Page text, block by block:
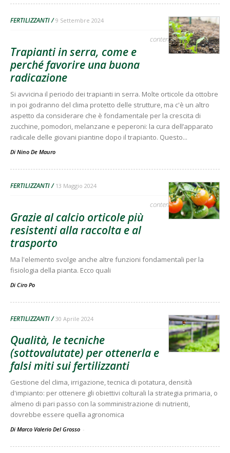
FERTILIZZANTI 9 Settembre 2024
contenuto sponsorizzato
Trapianti in serra, come e
perché favorire una buona
radicazione
Si avvicina il periodo dei trapianti in serra. Molte orticole da ottobre
in poi godranno del clima protetto delle strutture, ma c'è un altro
aspetto da considerare che è fondamentale per la crescita di
zucchine, pomodori, melanzane e peperoni: la cura dell’apparato
radicale delle giovani piantine dopo il trapianto. Questo...
Di Nino De Mauro
FERTILIZZANTI 13 Maggio 2024
contenuto sponsorizzato
Grazie al calcio orticole più
resistenti alla raccolta e al
trasporto
Ma l'elemento svolge anche altre funzioni fondamentali per la
fisiologia della pianta. Ecco quali
Di Ciro Po
FERTILIZZANTI 30 Aprile 2024
Qualità, le tecniche
(sottovalutate) per ottenerla e
falsi miti sui fertilizzanti
Gestione del clima, irrigazione, tecnica di potatura, densità
d'impianto: per ottenere gli obiettivi colturali la strategia primaria, o
almeno di pari passo con la somministrazione di nutrienti,
dovrebbe essere quella agronomica
Di Marco Valerio Del Grosso -